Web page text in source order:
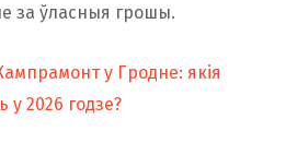
за ўласныя грошы.
у Гродне: якія
2026 годзе?